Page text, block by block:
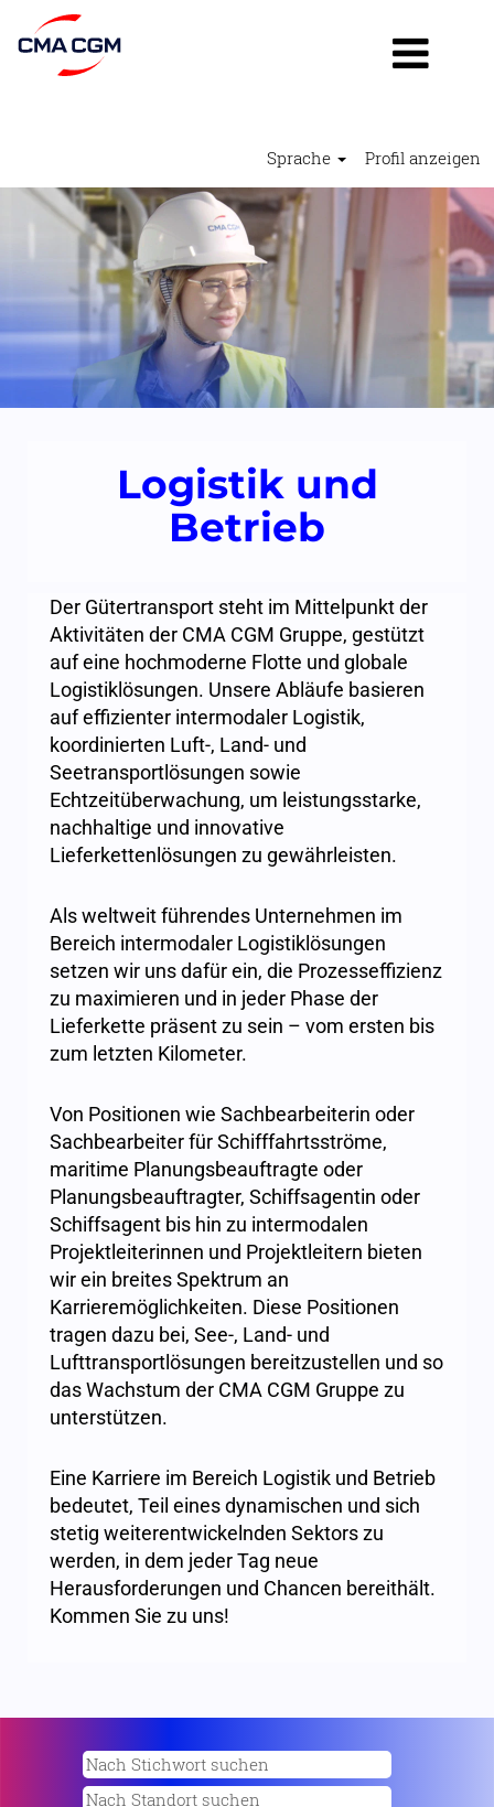
Sprache Profil anzeigen
Logistik
Betrieb2
Logistik und
Betrieb
Der Gütertransport steht im Mittelpunkt der
Aktivitäten der CMA CGM Gruppe, gestützt
auf eine hochmoderne Flotte und globale
Logistiklösungen. Unsere Abläufe basieren
auf effizienter intermodaler Logistik,
koordinierten Luft-, Land- und
Seetransportlösungen sowie
Echtzeitüberwachung, um leistungsstarke,
nachhaltige und innovative
Lieferkettenlösungen zu gewährleisten.
Als weltweit führendes Unternehmen im
Bereich intermodaler Logistiklösungen
setzen wir uns dafür ein, die Prozesseffizienz
zu maximieren und in jeder Phase der
Lieferkette präsent zu sein – vom ersten bis
zum letzten Kilometer.
Von Positionen wie Sachbearbeiterin oder
Sachbearbeiter für Schifffahrtsströme,
maritime Planungsbeauftragte oder
Planungsbeauftragter, Schiffsagentin oder
Schiffsagent bis hin zu intermodalen
Projektleiterinnen und Projektleitern bieten
wir ein breites Spektrum an
Karrieremöglichkeiten. Diese Positionen
tragen dazu bei, See-, Land- und
Lufttransportlösungen bereitzustellen und so
das Wachstum der CMA CGM Gruppe zu
unterstützen.
Eine Karriere im Bereich Logistik und Betrieb
bedeutet, Teil eines dynamischen und sich
stetig weiterentwickelnden Sektors zu
werden, in dem jeder Tag neue
Herausforderungen und Chancen bereithält.
Kommen Sie zu uns!